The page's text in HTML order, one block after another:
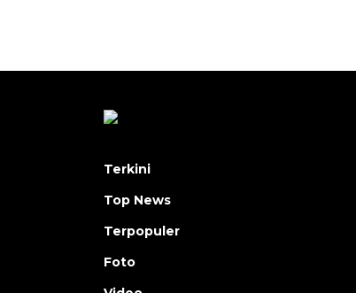
Terkini
Top News
Terpopuler
Foto